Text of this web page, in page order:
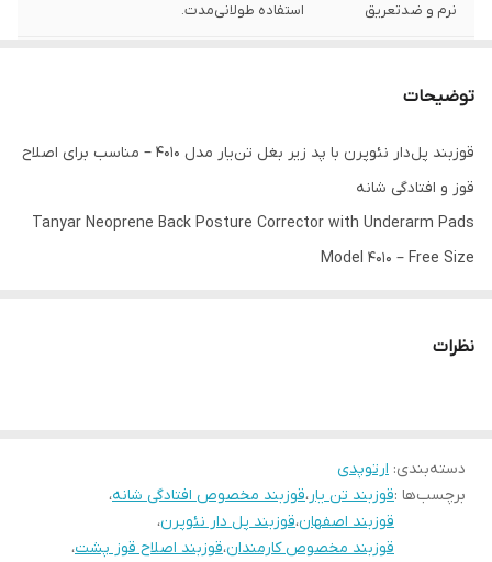
نرم و ضدتعریق
استفاده طولانی‌مدت.
باکیفیت وارداتی
سنین
و بانوان در هر رده سنی.
توضیحات
قوزبند پل‌دار نئوپرن با پد زیر بغل تن‌یار مدل 4010 – مناسب برای اصلاح
قوز و افتادگی شانه
Tanyar Neoprene Back Posture Corrector with Underarm Pads
Model 4010 – Free Size
افزایش راحتی هنگام استفاده طولانی‌مدت می‌شود.
این محصول از پارچه نئوپرن باکیفیت وارداتی ساخته شده که علاوه بر
استحکام بالا، خاصیت کشسانی و تهویه مناسب دارد. قوزبند تن‌یار
نظرات
دسته‌بندی: ارتوپدی
برچسب‌ها :قوزبند تن یار،قوزبند مخصوص افتادگی شانه،
قوزبند اصفهان،قوزبند پل دار نئوپرن،
قوزبند مخصوص کارمندان،قوزبند اصلاح قوز پشت،